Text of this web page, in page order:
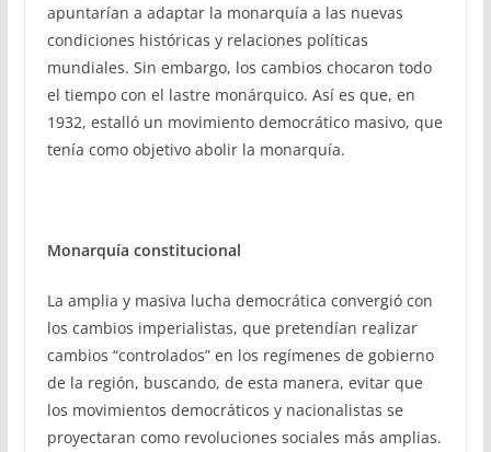
apuntarían a adaptar la monarquía a las nuevas
condiciones históricas y relaciones políticas
mundiales. Sin embargo, los cambios chocaron todo
el tiempo con el lastre monárquico. Así es que, en
1932, estalló un movimiento democrático masivo, que
tenía como objetivo abolir la monarquía.
Monarquía constitucional
La amplia y masiva lucha democrática convergió con
los cambios imperialistas, que pretendían realizar
cambios “controlados” en los regímenes de gobierno
de la región, buscando, de esta manera, evitar que
los movimientos democráticos y nacionalistas se
proyectaran como revoluciones sociales más amplias.